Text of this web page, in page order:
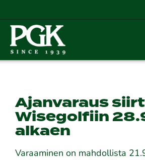
Ajanvaraus
Wisegolfiin
alkaen
Varaaminen on mahdollista